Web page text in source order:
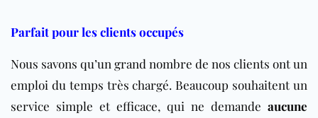
Parfait pour les clients occupés
Nous savons qu’un grand nombre de nos clients ont un
emploi du temps très chargé. Beaucoup souhaitent un
service simple et efficace, qui ne demande aucune